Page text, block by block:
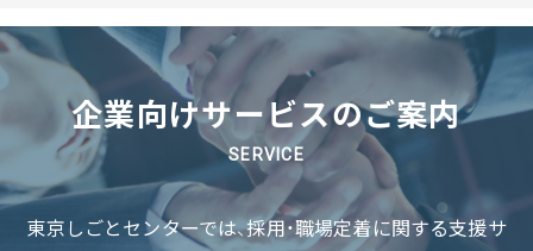
企業向けサービスのご案内
SERVICE
東京しごとセンターでは、採用・職場定着に関する支援サ